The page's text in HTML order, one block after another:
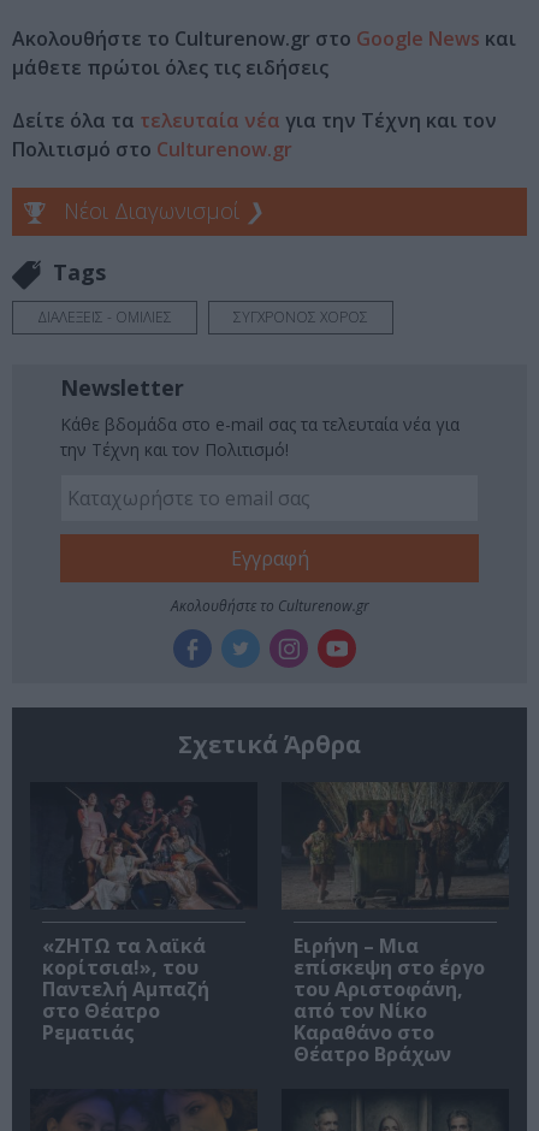
Ακολουθήστε το Culturenow.gr στο Google News και
μάθετε πρώτοι όλες τις ειδήσεις
Δείτε όλα τα τελευταία νέα για την Τέχνη και τον
Πολιτισμό στο Culturenow.gr
Νέοι Διαγωνισμοί ❯
Tags
ΔΙΑΛΕΞΕΙΣ - ΟΜΙΛΙΕΣ ΣΥΓΧΡΟΝΟΣ ΧΟΡΟΣ
Newsletter
Κάθε βδομάδα στο e-mail σας τα τελευταία νέα για
την Τέχνη και τον Πολιτισμό!
Ακολουθήστε το Culturenow.gr
Σχετικά Άρθρα
«ΖΗΤΩ τα λαϊκά
κορίτσια!», του
Παντελή Αμπαζή
στο Θέατρο
Ρεματιάς
Ειρήνη – Μια
επίσκεψη στο έργο
του Αριστοφάνη,
από τον Νίκο
Καραθάνο στο
Θέατρο Βράχων